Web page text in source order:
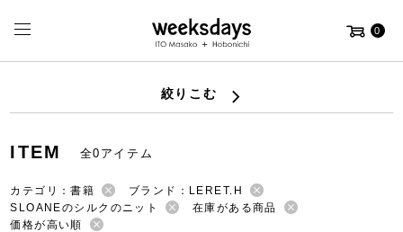
0
絞りこむ
ITEM 全0アイテム
カテゴリ：書籍
ブランド：LERET.H
SLOANEのシルクのニット
在庫がある商品
価格が高い順